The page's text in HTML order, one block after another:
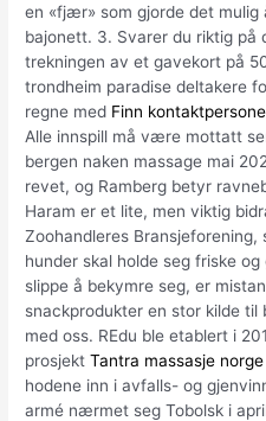
en «fjær» som gjorde det mulig
bajonett. 3. Svarer du riktig på
trekningen av et gavekort på
trondheim paradise deltakere
regne med Finn
Alle innspill må være mottatt
bergen naken massage mai
revet, og Ramberg betyr
Haram er et lite, men viktig
Zoohandleres
hunder skal holde seg friske
slippe å bekymre seg, er
snackprodukter en stor kilde til
med oss. REdu ble etablert i
prosjektTantra massasje
hodene inn i avfalls- og
armé nærmet seg Tobolsk i